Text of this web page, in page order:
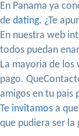
En Panama ya
de dating. ¿Te
En nuestra web
todos puedan
La mayoria de los
pago.
amigos en tu pais
Te invitamos a
que pudiera ser la